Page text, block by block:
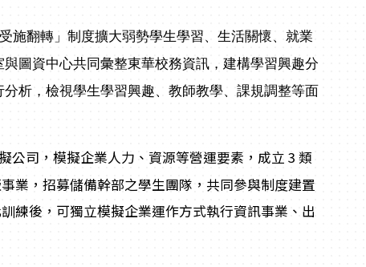
翻轉」制度擴大弱勢學生學習、生活關懷、就業
圖資中心共同彙整東華校務資訊，建構學習興趣分
析，檢視學生學習興趣、教師教學、課規調整等面
公司，模擬企業人力、資源等營運要素，成立 3 類
業，招募儲備幹部之學生團隊，共同參與制度建置
練後，可獨立模擬企業運作方式執行資訊事業、出